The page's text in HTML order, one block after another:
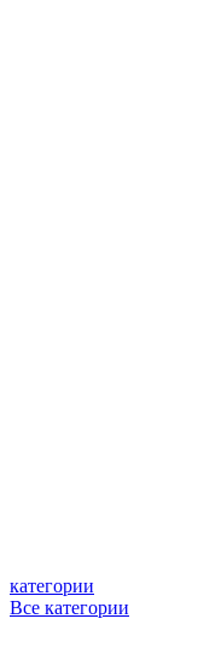
категории
Все категории